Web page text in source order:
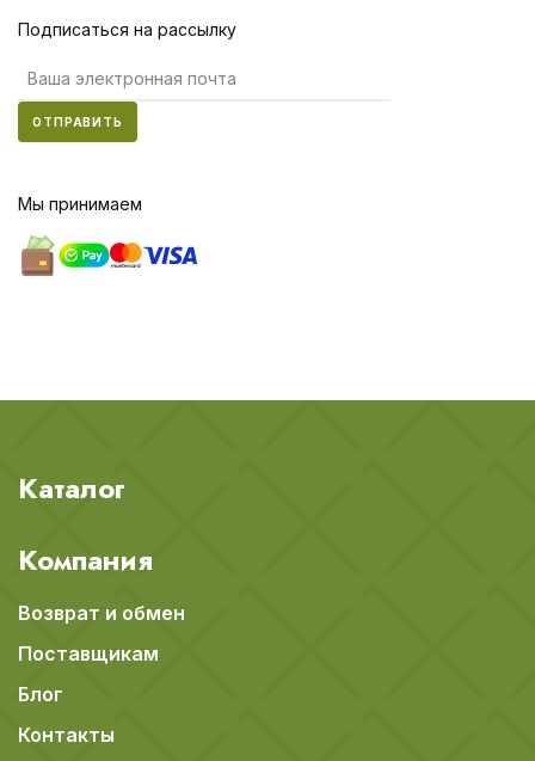
Подписаться на рассылку
ОТПРАВИТЬ
Мы принимаем
Каталог
Компания
Возврат и обмен
Поставщикам
Блог
Контакты